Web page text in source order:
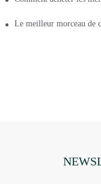
pour les maux de dos
Le meilleur morceau de